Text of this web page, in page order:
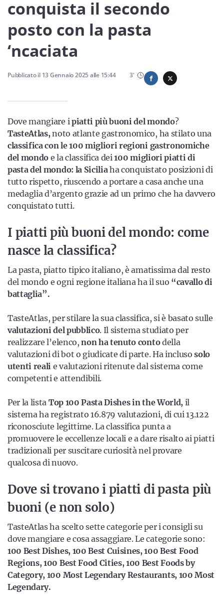
Servizi
nostra newsletter
Iscriviti
conquista il secondo
posto con la pasta
‘ncaciata
Pubblicato il 13 Gennaio 2025alle 15:44 3'
Dove mangiare ipiatti più buoni del mondo?
TasteAtlas,noto atlante gastronomico, ha stilato una
classifica con le 100 migliori regioni gastronomiche
del mondo e la classifica dei100 migliori piatti di
pasta del mondo: la Siciliaha conquistato posizioni di
tutto rispetto, riuscendo a portare a casa anche una
medaglia d’argento grazie ad un primo che ha davvero
conquistato tutti.
I piatti più buoni del mondo: come
nasce la classifica?
La pasta, piatto tipico italiano, è amatissima dal resto
del mondo e ogni regione italiana ha il suo “cavallo di
battaglia”.
TasteAtlas, per stilare la sua classifica, si è basato sulle
valutazioni del pubblico. Il sistema studiato per
realizzare l’elenco, non ha tenuto contodella
valutazioni di bot o giudicate di parte. Ha inclusosolo
utenti reali e valutazioni ritenute dal sistema come
competenti e attendibili.
Per la lista Top 100 Pasta Dishes in the World,il
sistema ha registrato 16.879 valutazioni, di cui 13.122
riconosciute legittime. La classifica punta a
promuovere le eccellenze locali e a dare risalto ai piatti
tradizionali per suscitare curiosità nel provare
qualcosa di nuovo.
Dove si trovano i piatti di pasta più
buoni (e non solo)
TasteAtlas ha scelto sette categorie per i consigli su
dove mangiare e cosa assaggiare. Le categorie sono:
100 Best Dishes, 100 Best Cuisines, 100 Best Food
Regions, 100 Best Food Cities, 100 Best Foods by
Category, 100 Most Legendary Restaurants, 100 Most
Legendary.